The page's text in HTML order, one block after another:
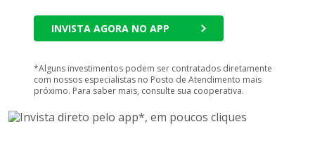
INVISTA AGORA NO APP
*Alguns investimentos podem ser contratados diretamente
com nossos especialistas no Posto de Atendimento mais
próximo. Para saber mais, consulte sua cooperativa.